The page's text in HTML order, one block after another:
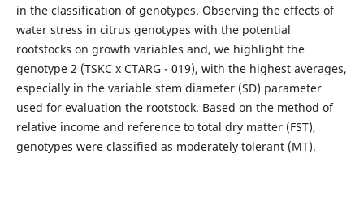
in the classification of genotypes. Observing the effects of
water stress in citrus genotypes with the potential
rootstocks on growth variables and, we highlight the
genotype 2 (TSKC x CTARG - 019), with the highest averages,
especially in the variable stem diameter (SD) parameter
used for evaluation the rootstock. Based on the method of
relative income and reference to total dry matter (FST),
genotypes were classified as moderately tolerant (MT).